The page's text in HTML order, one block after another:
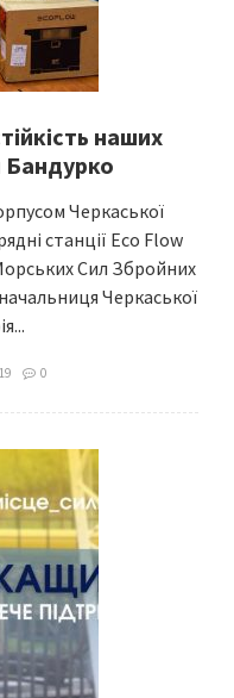
наших
Бандурко
Черкаської
станції Eco Flow
Сил Збройних
Черкаської
0